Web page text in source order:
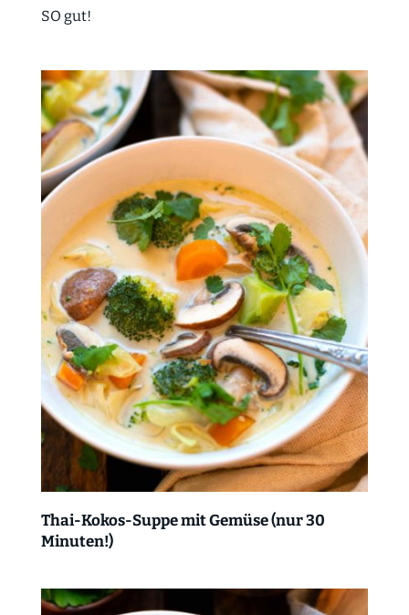
SO gut!
Thai-Kokos-Suppe mit Gemüse (nur 30
Minuten!)